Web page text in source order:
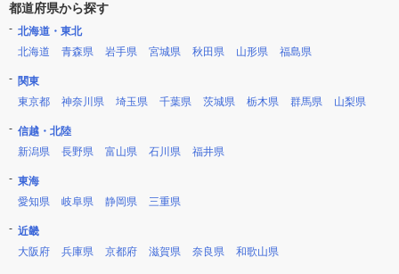
都道府県から探す
北海道・東北
北海道
青森県 岩手県 宮城県 秋田県 山形県 福島県
関東
東京都
神奈川県 埼玉県 千葉県 茨城県 栃木県 群馬県 山梨県
信越・北陸
新潟県
長野県 富山県 石川県 福井県
東海
愛知県
岐阜県 静岡県 三重県
近畿
大阪府
兵庫県 京都府 滋賀県 奈良県 和歌山県